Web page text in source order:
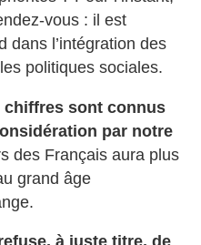
: il est
dans l’intégration des
politiques sociales.
chiffres sont connus
par notre
des Français aura plus
grand âge